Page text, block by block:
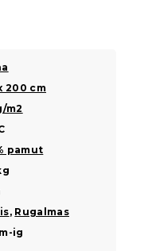
200 cm
m2
pamut
, Rugalmas
ig